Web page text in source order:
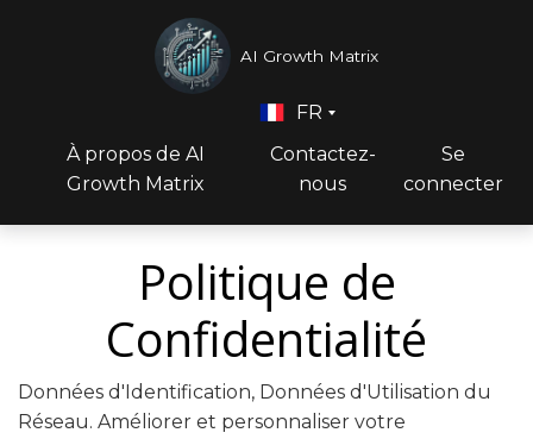
AI Growth Matrix
À propos de AI
Growth Matrix
Contactez-
nous
Se
connecter
FR
Politique de
Confidentialité
Données d'Identification, Données d'Utilisation du
Réseau. Améliorer et personnaliser votre